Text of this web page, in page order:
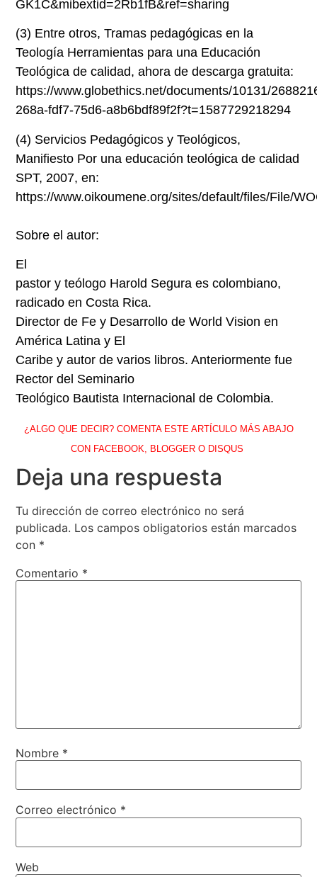
GK1C&mibextid=2Rb1fB&ref=sharing
(3) Entre otros, Tramas pedagógicas en la
Teología Herramientas para una Educación
Teológica de calidad, ahora de descarga gratuita:
https://www.globethics.net/documents/10131/
268a-fdf7-75d6-a8b6bdf89f2f?t=1587729218294
(4) Servicios Pedagógicos y Teológicos,
Manifiesto Por una educación teológica de calidad
SPT, 2007, en:
https://www.oikoumene.org/sites/default/files/File/
Sobre el autor:
El
pastor y teólogo Harold Segura es colombiano,
radicado en Costa Rica.
Director de Fe y Desarrollo de World Vision en
América Latina y El
Caribe y autor de varios libros. Anteriormente fue
Rector del Seminario
Teológico Bautista Internacional de Colombia.
¿ALGO QUE DECIR? COMENTA ESTE ARTÍCULO MÁS ABAJO
CON FACEBOOK, BLOGGER O DISQUS
Deja una respuesta
Tu dirección de correo electrónico no será
publicada. Los campos obligatorios están marcados
con *
Comentario *
Nombre *
Correo electrónico *
Web